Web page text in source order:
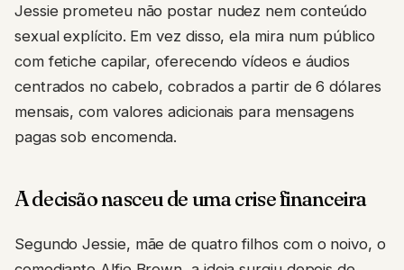
Jessie prometeu não postar nudez nem conteúdo
sexual explícito. Em vez disso, ela mira num público
com fetiche capilar, oferecendo vídeos e áudios
centrados no cabelo, cobrados a partir de 6 dólares
mensais, com valores adicionais para mensagens
pagas sob encomenda.
A decisão nasceu de uma crise financeira
Segundo Jessie, mãe de quatro filhos com o noivo, o